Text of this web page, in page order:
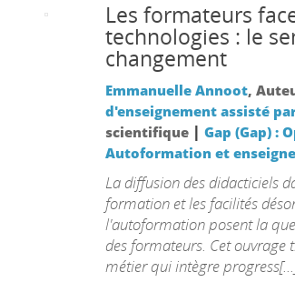
Les formateurs
technologies : le
changement
Emmanuelle Annoot,
d'enseignement assisté
scientifique | Gap (Gap) :
Autoformation et
La diffusion des didacticiels
formation et les facilités
l'autoformation posent la
des formateurs. Cet ouvrage
métier qui intègre